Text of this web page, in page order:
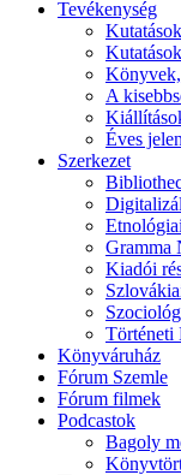
Tevékenység
A
Éves
Szerkezet
Gramma
Kiadói
Történeti
Könyváruház
Fórum Szemle
Fórum filmek
Podcastok
Bagoly